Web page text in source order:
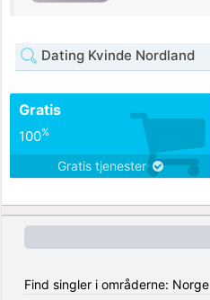
Dating Kvinde Nordland
Gratis
100%
Gratis tjenester
Find singler i områderne: Norge